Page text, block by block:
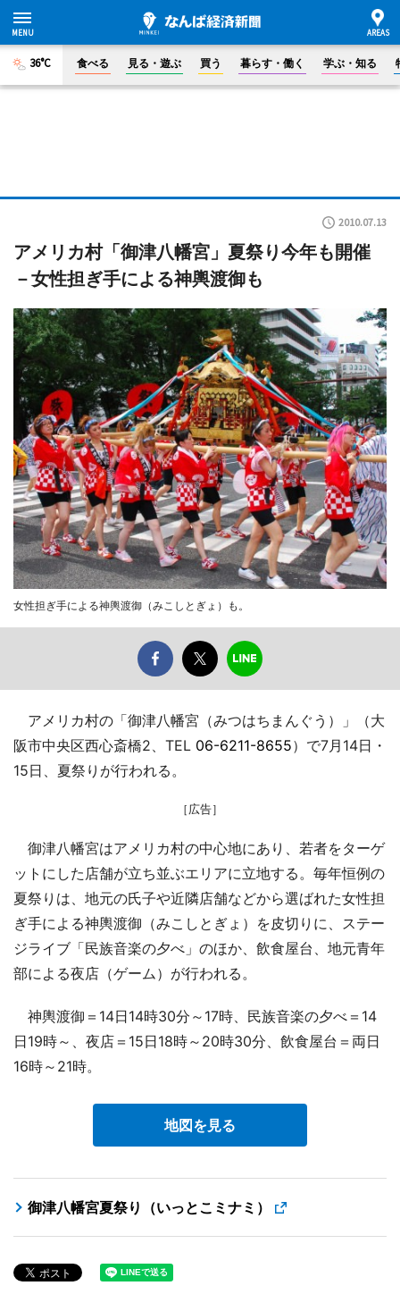
36°C 食べる 見る・遊ぶ 買う 暮らす・働く 学ぶ・知る
2010.07.13
アメリカ村「御津八幡宮」夏祭り今年も開催
－女性担ぎ手による神輿渡御も
女性担ぎ手による神輿渡御（みこしとぎょ）も。
アメリカ村の「御津八幡宮（みつはちまんぐう）」（大
阪市中央区西心斎橋2、TEL 06-6211-8655）で7月14日・
15日、夏祭りが行われる。
［広告］
御津八幡宮はアメリカ村の中心地にあり、若者をターゲ
ットにした店舗が立ち並ぶエリアに立地する。毎年恒例の
夏祭りは、地元の氏子や近隣店舗などから選ばれた女性担
ぎ手による神輿渡御（みこしとぎょ）を皮切りに、ステー
ジライブ「民族音楽の夕べ」のほか、飲食屋台、地元青年
部による夜店（ゲーム）が行われる。
神輿渡御＝14日14時30分～17時、民族音楽の夕べ＝14
日19時～、夜店＝15日18時～20時30分、飲食屋台＝両日
16時～21時。
地図を見る
御津八幡宮夏祭り（いっとこミナミ）